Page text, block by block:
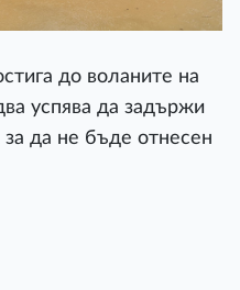
до воланите на
успява да задържи
за да не бъде отнесен